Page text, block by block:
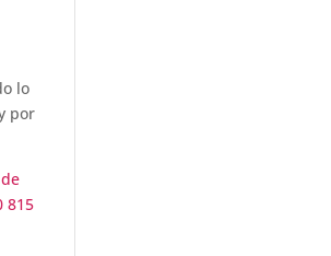
lo
por
815